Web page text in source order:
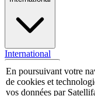
International
En poursuivant votre
de cookies et
vos données par